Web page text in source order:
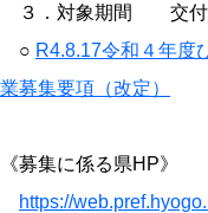
３．対象期間 交付
○ R4.8.17令和４年度
業募集要項（改定）
《募集に係る県HP》
https://